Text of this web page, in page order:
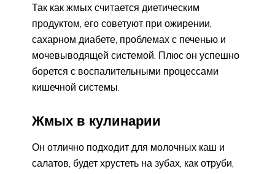
Так как жмых считается диетическим
продуктом, его советуют при ожирении,
сахарном диабете, проблемах с печенью и
мочевыводящей системой. Плюс он успешно
борется с воспалительными процессами
кишечной системы.
Жмых в кулинарии
Он отлично подходит для молочных каш и
салатов, будет хрустеть на зубах, как отруби,